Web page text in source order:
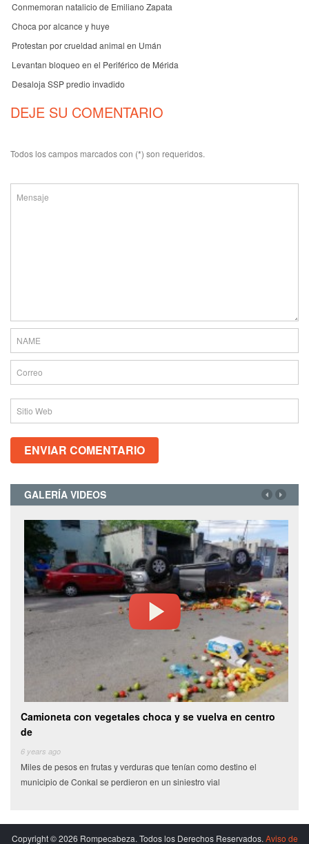
Conmemoran natalicio de Emiliano Zapata
Choca por alcance y huye
Protestan por crueldad animal en Umán
Levantan bloqueo en el Periférico de Mérida
Desaloja SSP predio invadido
DEJE SU COMENTARIO
Todos los campos marcados con (*) son requeridos.
GALERÍA VIDEOS
Camioneta con vegetales choca y se vuelva en centro
de
6 years ago
Miles de pesos en frutas y verduras que tenían como destino el
municipio de Conkal se perdieron en un siniestro vial
Copyright © 2026 Rompecabeza. Todos los Derechos Reservados.Aviso de